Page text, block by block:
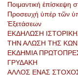
Ποιμαντική ἐπίσκεψη
Προσευχή ὑπέρ τῶν
Ἐξετάσεων
ΕΚΔΗΛΩΣΗ
ΤΗΝ ΑΛΩΣΗ ΤΗΣ
ΕΚΔΗΜΙΑ
ΓΡΥΔΑΚΗ
ΑΛΛΟΣ ΕΝΑΣ